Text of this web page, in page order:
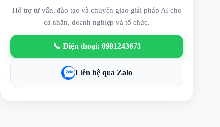
Hỗ trợ tư vấn, đào tạo và chuyển giao giải pháp AI cho
cá nhân, doanh nghiệp và tổ chức.
📞 Điện thoại: 0981243678
Liên hệ qua Zalo